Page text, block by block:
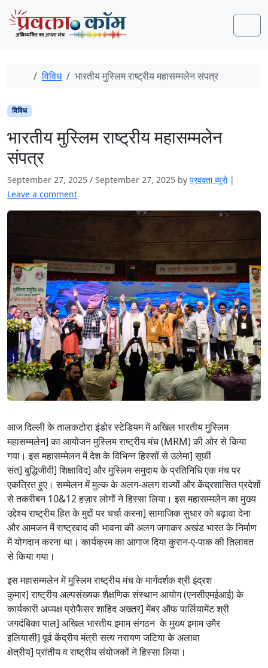
Skip to content
Skip to footer
Home
विविध भारतीय मुस्लिम राष्ट्रीय महासम्मलेन संपत्र
विविध
भारतीय मुस्लिम राष्ट्रीय महासम्मलेन
संपत्र
September 27, 2025 / September 27, 2025 by प्रवक्‍ता ब्यूरो |
Leave a comment
आज दिल्ली के तालकटोरा इंडोर स्टेडियम में अखिल भारतीय मुस्लिम
महासम्मलेन] का आयोजन मुस्लिम राष्ट्रीय मंच (MRM) की ओर से किया
गया। इस महासम्मेलन में देश के विभिन्न हिस्सों से उलेमा] सूफी
संत] बुद्धिजीवी] शिक्षाविद] और मुस्लिम समुदाय के प्रतिनिधि एक मंच पर
एकत्रित हुए। सम्मेलन में मुल्क के अलग-अलग राज्यों और केंद्रशासित प्रदेशों
से तकरीबन 10&12 हज़ार लोगों ने हिस्सा लिया। इस महासम्मलेन का मुख्य
उद्देश्य राष्ट्रीय हित के मुद्दों पर चर्चा करना] सामाजिक सुधार को बढ़ावा देना
और आमजन में राष्ट्रवाद की भावना की अलग जगाकर अखंड भारत के निर्माण
में योगदान करना था। कार्यक्रम का आगाज दिया कुरान-ए-पाक की तिलावत
से किया गया।
इस महासम्मलेन में मुस्लिम राष्ट्रीय मंच के मार्गदर्शक श्री इंद्रश
कुमार] राष्ट्रीय अल्पसंख्यक शैक्षणिक संस्थान आयोग (एनसीएमईआई) के
कार्यकारी अध्यक्ष प्रोफैसर शाहिद अख्तर] मेंबर ऑफ पार्लियामेंट श्री
जगदंबिका पाल] अखिल भारतीय इमाम संगठन के मुख्य इमाम उमैर
इलियासी] पूर्व केंद्रीय मंत्री सत्य नरायण जटिया के अलावा
क्षेत्रीय] प्रांतीय व राष्ट्रीय संयोजकों ने हिस्सा लिया।